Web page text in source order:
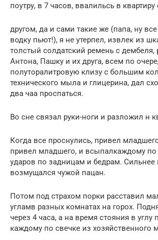
поутру, в 7 часов, ввалильсь в
другом, да и сами такие же (папа, ну
водку пьют!), я не утерпел, извлек из
толстый солдатский ремень с дембеля,
Антона, Пашку и их друга, всем по
полуторалитровую клизу с большим
технического мыла и глицерина, дал
два чаа проспаться.
Во сне связал руки-ноги и разложил н
Когда все проснулись, привел
привел младшего, и всыпалкаждому
ударов по задницам и бедрам. Сильнее
возмущался чужой пацан.
Потом под страхом порки расставил
угламв разных комнатах на горох.
через 4 часа, а на время стояния в углу
каждому по свечке из хозяйственного